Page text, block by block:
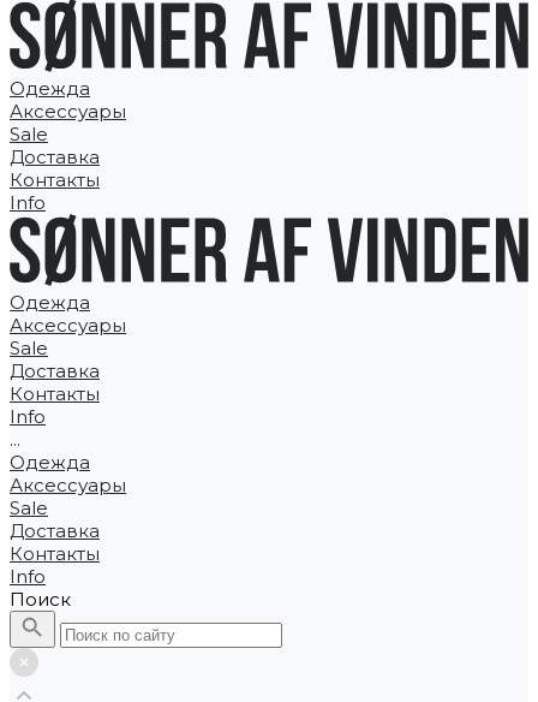
Одежда
Аксессуары
Sale
Доставка
Контакты
Info
Одежда
Аксессуары
Sale
Доставка
Контакты
Info
...
Одежда
Аксессуары
Sale
Доставка
Контакты
Info
Поиск